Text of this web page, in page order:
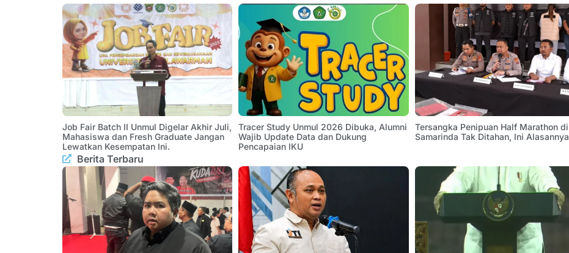
Job Fair Batch II Unmul Digelar Akhir Juli,
Mahasiswa dan Fresh Graduate Jangan
Lewatkan Kesempatan Ini.
Tracer Study Unmul 2026 Dibuka, Alumni
Wajib Update Data dan Dukung
Pencapaian IKU
Tersangka Penipuan Half Marathon di
Samarinda Tak Ditahan, Ini Alasannya
Berita Terbaru